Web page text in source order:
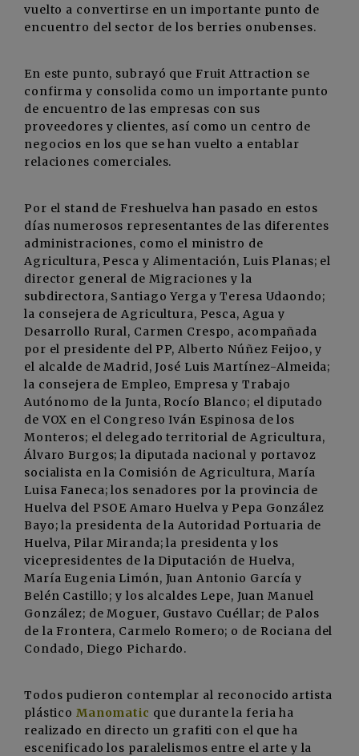
vuelto a convertirse en un importante punto de
encuentro del sector de los berries onubenses.
En este punto, subrayó que Fruit Attraction se
confirma y consolida como un importante punto
de encuentro de las empresas con sus
proveedores y clientes, así como un centro de
negocios en los que se han vuelto a entablar
relaciones comerciales.
Por el stand de Freshuelva han pasado en estos
días numerosos representantes de las diferentes
administraciones, como el ministro de
Agricultura, Pesca y Alimentación, Luis Planas; el
director general de Migraciones y la
subdirectora, Santiago Yerga y Teresa Udaondo;
la consejera de Agricultura, Pesca, Agua y
Desarrollo Rural, Carmen Crespo, acompañada
por el presidente del PP, Alberto Núñez Feijoo, y
el alcalde de Madrid, José Luis Martínez-Almeida;
la consejera de Empleo, Empresa y Trabajo
Autónomo de la Junta, Rocío Blanco; el diputado
de VOX en el Congreso Iván Espinosa de los
Monteros; el delegado territorial de Agricultura,
Álvaro Burgos; la diputada nacional y portavoz
socialista en la Comisión de Agricultura, María
Luisa Faneca; los senadores por la provincia de
Huelva del PSOE Amaro Huelva y Pepa González
Bayo; la presidenta de la Autoridad Portuaria de
Huelva, Pilar Miranda; la presidenta y los
vicepresidentes de la Diputación de Huelva,
María Eugenia Limón, Juan Antonio García y
Belén Castillo; y los alcaldes Lepe, Juan Manuel
González; de Moguer, Gustavo Cuéllar; de Palos
de la Frontera, Carmelo Romero; o de Rociana del
Condado, Diego Pichardo.
Todos pudieron contemplar al reconocido artista
plástico Manomatic que durante la feria ha
realizado en directo un grafiti con el que ha
escenificado los paralelismos entre el arte y la